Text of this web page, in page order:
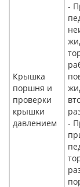
Крышка
поршня и
проверки
крышки
давлением
-
-